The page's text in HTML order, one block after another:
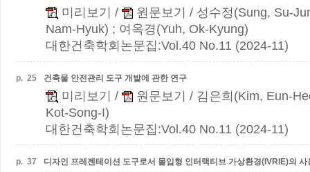
미리보기 / 원문보기
/ 성수정(Sung, Su-
Nam-Hyuk) ; 여옥경(Yuh, Ok-Kyung)
대한건축학회논문집:Vol.40 No.11 (2024-11)
p. 25 건축물 안전관리 도구 개발에 관한 연구
미리보기 / 원문보기
/ 김은희(Kim, Eun-
Kot-Song-I)
대한건축학회논문집:Vol.40 No.11 (2024-11)
p. 37 디자인 프레젠테이션 도구로서 몰입형 인터랙티브 가상환경(IVRIE)의